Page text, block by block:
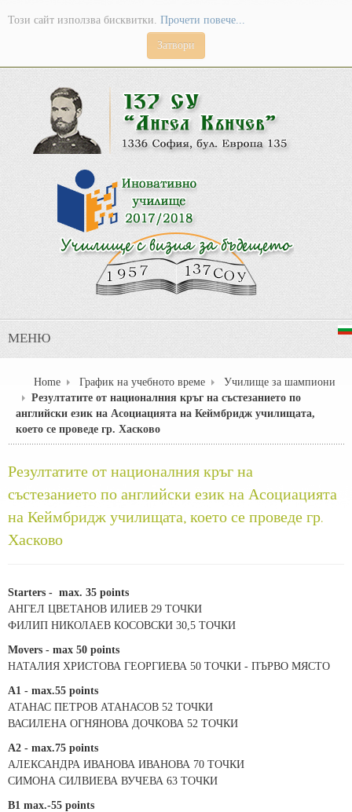
Този сайт използва бисквитки. Прочети повече...
Затвори
МЕНЮ
Home График на учебното време
Училище за шампиони
Резултатите от националния кръг на състезанието по
английски език на Асоциацията на Кеймбридж училищата,
което се проведе гр. Хасково
Резултатите от националния кръг на
състезанието по английски език на Асоциацията
на Кеймбридж училищата, което се проведе гр.
Хасково
Starters - max. 35 points
АНГЕЛ ЦВЕТАНОВ ИЛИЕВ 29 ТОЧКИ
ФИЛИП НИКОЛАЕВ КОСОВСКИ 30,5 ТОЧКИ
Movers - max 50 points
НАТАЛИЯ ХРИСТОВА ГЕОРГИЕВА 50 ТОЧКИ - ПЪРВО МЯСТО
A1 - max.55 points
АТАНАС ПЕТРОВ АТАНАСОВ 52 ТОЧКИ
ВАСИЛЕНА ОГНЯНОВА ДОЧКОВА 52 ТОЧКИ
A2 - max.75 points
АЛЕКСАНДРА ИВАНОВА ИВАНОВА 70 ТОЧКИ
СИМОНА СИЛВИЕВА ВУЧЕВА 63 ТОЧКИ
B1 max.-55 points